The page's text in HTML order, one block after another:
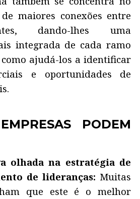
maiores conexões entre
dando-lhes uma
integrada de cada ramo
ajudá-los a identificar
e oportunidades de
PODEM
olhada na estratégia de
de lideranças: Muitas
que este é o melhor